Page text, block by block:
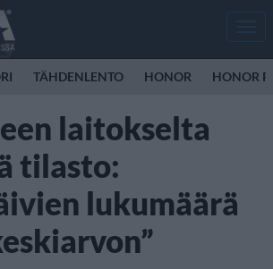
TÄHDENLENTO HONOR HONOR
laitokselta
tilasto:
lukumäärä